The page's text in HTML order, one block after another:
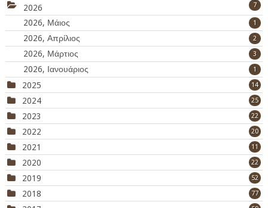
2026 7
2026, Μάιος 1
2026, Απρίλιος 2
2026, Μάρτιος 3
2026, Ιανουάριος 1
2025 14
2024 25
2023 22
2022 20
2021 11
2020 22
2019 52
2018 77